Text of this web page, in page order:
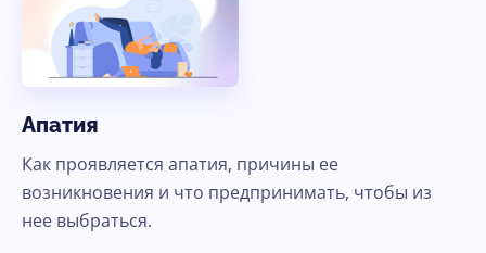
Апатия
Как проявляется апатия, причины ее
возникновения и что предпринимать, чтобы из
нее выбраться.